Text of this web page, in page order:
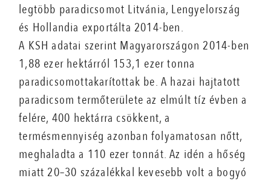
legtöbb paradicsomot Litvánia, Lengyelország
és Hollandia exportálta 2014-ben.
A KSH adatai szerint Magyarországon 2014-ben
1,88 ezer hektárról 153,1 ezer tonna
paradicsomottakarítottak be. A hazai hajtatott
paradicsom termőterülete az elmúlt tíz évben a
felére, 400 hektárra csökkent, a
termésmennyiség azonban folyamatosan nőtt,
meghaladta a 110 ezer tonnát. Az idén a hőség
miatt 20–30 százalékkal kevesebb volt a bogyó